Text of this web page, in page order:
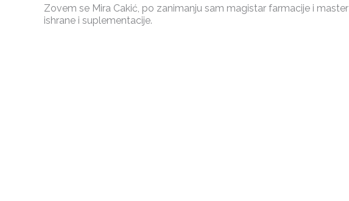
Zovem se Mira Cakić, po zanimanju sam magistar farmacije i master
ishrane i suplementacije.